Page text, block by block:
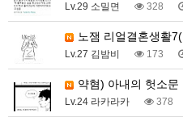
Lv.29 소밀면 328
노잼 리얼결혼생활
Lv.27 김밤비 173
약혐) 아내의 헛소문
Lv.24 라카라카 378